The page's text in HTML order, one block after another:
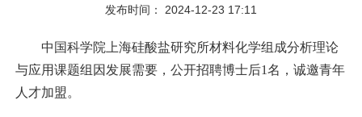
发布时间： 2024-12-23 17:11
中国科学院上海硅酸盐研究所材料化学组成分析理论
与应用课题组因发展需要，公开招聘博士后1名，诚邀青年
人才加盟。